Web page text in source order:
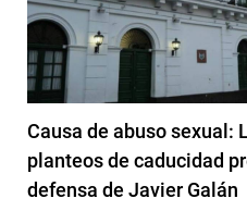
Causa de abuso sexual:
planteos de caducidad
defensa de Javier Galán